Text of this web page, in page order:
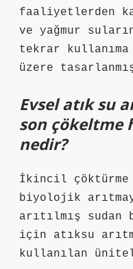
faaliyetlerden
ve yağmur
tekrar
üzere
Evsel atık su
son çökeltme
nedir?
İkincil
biyolojik
arıtılmış sudan
için atıksu
kullanılan